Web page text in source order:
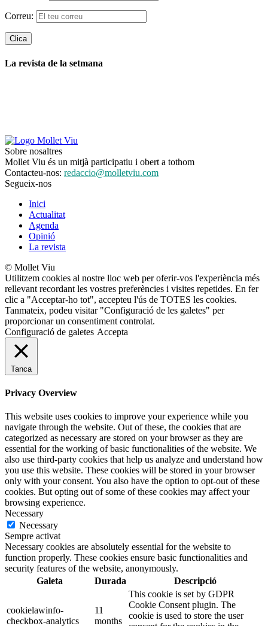
Correu:
La revista de la setmana
Sobre nosaltres
Mollet Viu és un mitjà participatiu i obert a tothom
Contacteu-nos: redaccio@molletviu.com
Segueix-nos
Inici
Actualitat
Agenda
Opinió
La revista
© Mollet Viu
Utilitzem cookies al nostre lloc web per oferir-vos l'experiència més
rellevant recordant les vostres preferències i visites repetides. En fer
clic a "Acceptar-ho tot", accepteu l'ús de TOTES les cookies.
Tanmateix, podeu visitar "Configuració de les galetes" per
proporcionar un consentiment controlat.
Configuració de galetes Accepta
Tanca
Privacy Overview
This website uses cookies to improve your experience while you
navigate through the website. Out of these, the cookies that are
categorized as necessary are stored on your browser as they are
essential for the working of basic functionalities of the website. We
also use third-party cookies that help us analyze and understand how
you use this website. These cookies will be stored in your browser
only with your consent. You also have the option to opt-out of these
cookies. But opting out of some of these cookies may affect your
browsing experience.
Necessary
Necessary
Sempre activat
Necessary cookies are absolutely essential for the website to
function properly. These cookies ensure basic functionalities and
security features of the website, anonymously.
Galeta
Durada Descripció
cookielawinfo-
checkbox-analytics
11
months
This cookie is set by GDPR
Cookie Consent plugin. The
cookie is used to store the user